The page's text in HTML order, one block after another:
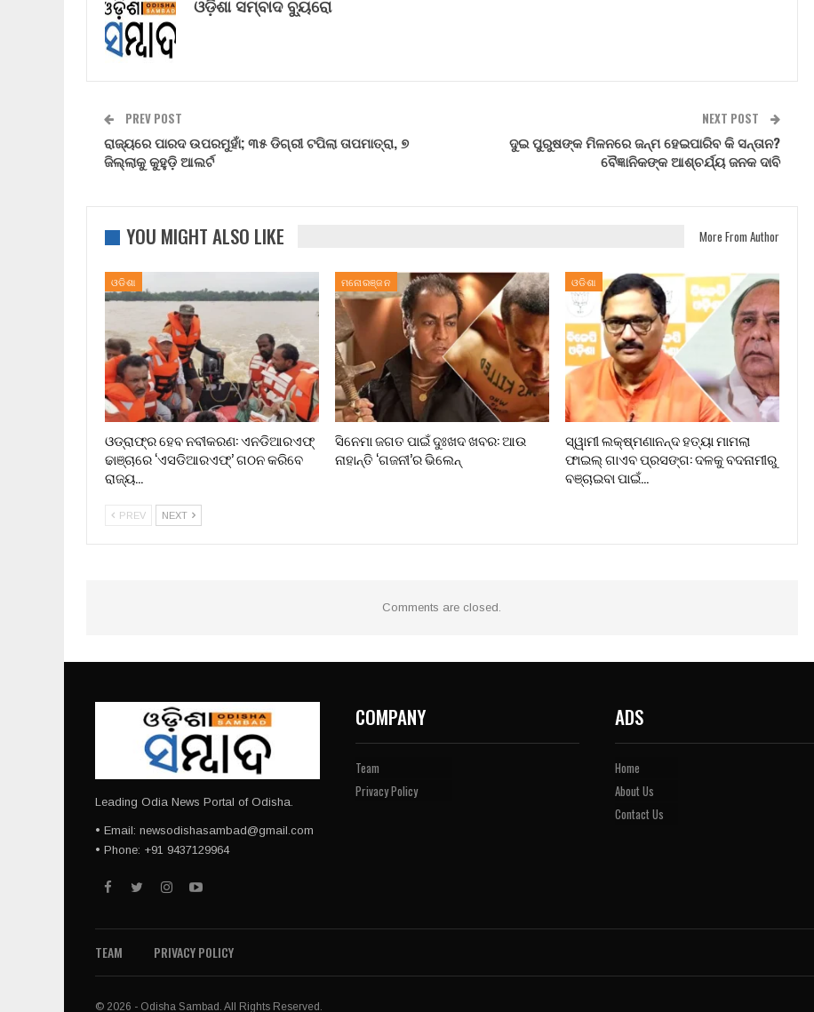
ଓଡ଼ିଶା ସମ୍ବାଦ ବ୍ୟୁରୋ
PREV POST
ରାଜ୍ୟରେ ପାରଦ ଉପରମୁହାଁ; ୩୫ ଡିଗ୍ରୀ ଟପିଲା ତାପମାତ୍ରା, ୭
ଜିଲ୍ଲାକୁ କୁହୁଡ଼ି ଆଲର୍ଟ
NEXT POST
ଦୁଇ ପୁରୁଷଙ୍କ ମିଳନରେ ଜନ୍ମ ହେଇପାରିବ କି ସନ୍ତାନ?
ବୈଜ୍ଞାନିକଙ୍କ ଆଶ୍ଚର୍ଯ୍ୟ ଜନକ ଦାବି
YOU MIGHT ALSO LIKE More From Author
ଓଡିଶା
ଓଡ୍ରାଫ୍‌ର ହେବ ନବୀକରଣ: ଏନଡିଆରଏଫ୍
ଢାଞ୍ଚାରେ ‘ଏସଡିଆରଏଫ୍’ ଗଠନ କରିବେ
ରାଜ୍ୟ…
ମନୋରଞ୍ଜନ
ସିନେମା ଜଗତ ପାଇଁ ଦୁଃଖଦ ଖବର: ଆଉ
ନାହାନ୍ତି ‘ଗଜନୀ’ର ଭିଲେନ୍
ଓଡିଶା
ସ୍ୱାମୀ ଲକ୍ଷ୍ମଣାନନ୍ଦ ହତ୍ୟା ମାମଲା
ଫାଇଲ୍ ଗାଏବ ପ୍ରସଙ୍ଗ: ଦଳକୁ ବଦନାମୀରୁ
ବଞ୍ଚାଇବା ପାଇଁ…
PREV NEXT
Comments are closed.
Leading Odia News Portal of Odisha.
• Email: newsodishasambad@gmail.com
• Phone: +91 9437129964
COMPANY
Team
Privacy Policy
ADS
Home
About Us
Contact Us
TEAM PRIVACY POLICY
© 2026 - Odisha Sambad. All Rights Reserved.